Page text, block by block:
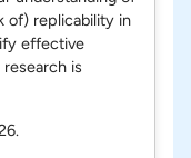
of) replicability in
effective
is